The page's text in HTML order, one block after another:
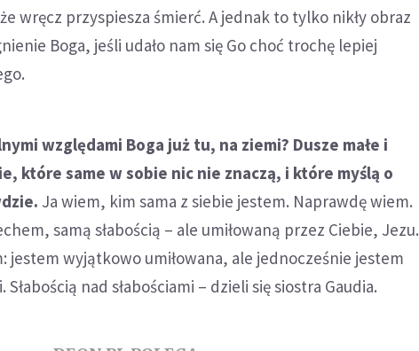
wręcz przyspiesza śmierć. A jednak to tylko nikły obraz
Boga, jeśli udało nam się Go choć trochę lepiej
względami Boga już tu, na ziemi? Dusze małe i
które same w sobie nic nie znaczą, i które myślą o
Ja wiem, kim sama z siebie jestem. Naprawdę wiem.
samą słabością – ale umiłowaną przez Ciebie, Jezu.
jestem wyjątkowo umiłowana, ale jednocześnie jestem
Słabością nad słabościami – dzieli się siostra Gaudia.